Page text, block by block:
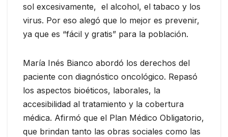
sol excesivamente, el alcohol, el tabaco y los
virus. Por eso alegó que lo mejor es prevenir,
ya que es “fácil y gratis” para la población.
María Inés Bianco abordó los derechos del
paciente con diagnóstico oncológico. Repasó
los aspectos bioéticos, laborales, la
accesibilidad al tratamiento y la cobertura
médica. Afirmó que el Plan Médico Obligatorio,
que brindan tanto las obras sociales como las